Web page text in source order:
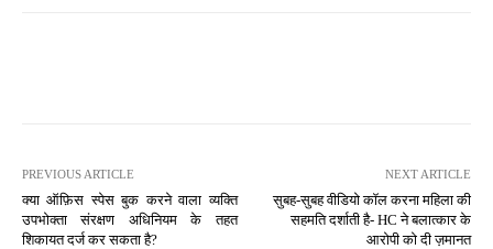
PREVIOUS ARTICLE
क्या ऑफ़िस स्पेस बुक करने वाला व्यक्ति
उपभोक्ता संरक्षण अधिनियम के तहत
शिकायत दर्ज कर सकता है?
NEXT ARTICLE
सुबह-सुबह वीडियो कॉल करना महिला की
सहमति दर्शाती है- HC ने बलात्कार के
आरोपी को दी ज़मानत